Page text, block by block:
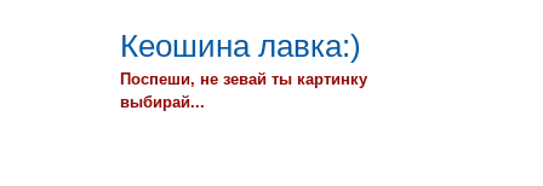
Кеошина лавка:)
Поспеши, не зевай ты картинку
выбирай...